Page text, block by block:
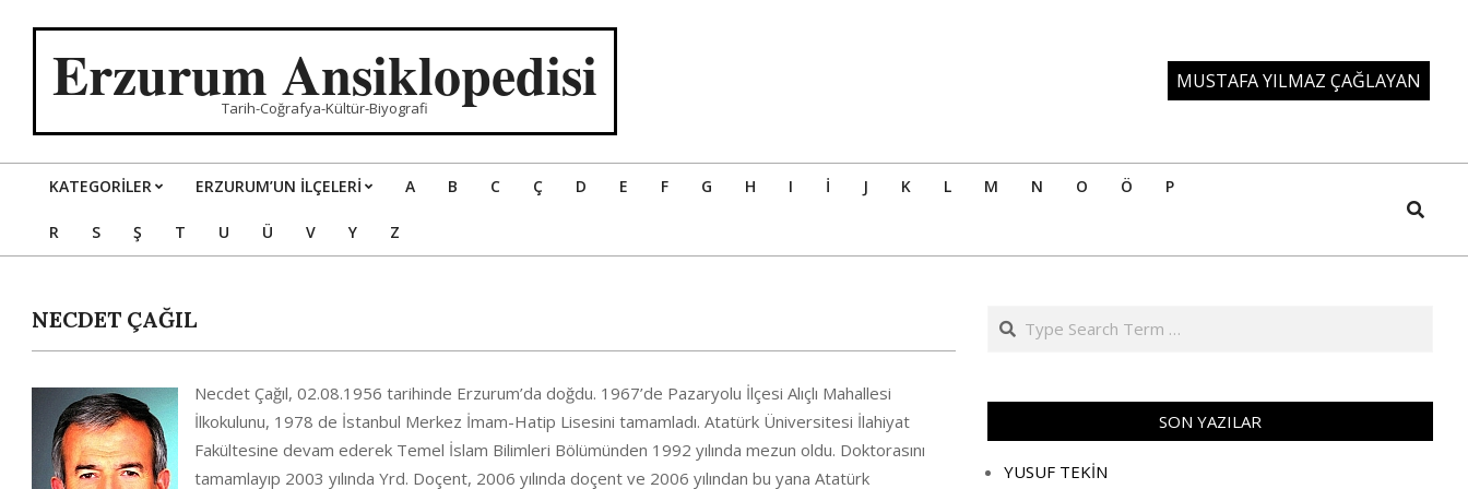
Erzurum Ansiklopedisi
Tarih-Coğrafya-Kültür-Biyografi
MUSTAFA YILMAZ ÇAĞLAYAN
Primary
Navigation
KATEGORILER ERZURUM’UN İLÇELERİ A B C Ç D E F G H I İ J K L M N O Ö P
R S Ş T U Ü V Y Z
Search
NECDET ÇAĞIL
Necdet Çağıl, 02.08.1956 tarihinde Erzurum’da doğdu. 1967’de Pazaryolu İlçesi Alıçlı Mahallesi
İlkokulunu, 1978 de İstanbul Merkez İmam-Hatip Lisesini tamamladı. Atatürk Üniversitesi İlahiyat
Fakültesine devam ederek Temel İslam Bilimleri Bölümünden 1992 yılında mezun oldu. Doktorasını
tamamlayıp 2003 yılında Yrd. Doçent, 2006 yılında doçent ve 2006 yılından bu yana Atatürk
Search
SON YAZILAR
YUSUF TEKİN